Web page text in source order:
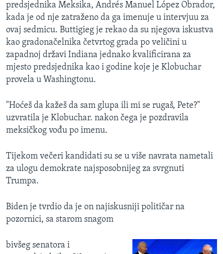
predsjednika Meksika, Andrés Manuel López Obrador,
kada je od nje zatraženo da ga imenuje u intervjuu za
ovaj sedmicu. Buttigieg je rekao da su njegova iskustva
kao gradonačelnika četvrtog grada po veličini u
zapadnoj državi Indiana jednako kvalificirana za
mjesto predsjednika kao i godine koje je Klobuchar
provela u Washingtonu.
"Hoćeš da kažeš da sam glupa ili mi se rugaš, Pete?"
uzvratila je Klobuchar. nakon čega je pozdravila
meksičkog vođu po imenu.
Tijekom večeri kandidati su se u više navrata nametali
za ulogu demokrate najsposobnijeg za svrgnuti
Trumpa.
Biden je tvrdio da je on najiskusniji političar na
pozornici, sa starom snagom
bivšeg senatora i